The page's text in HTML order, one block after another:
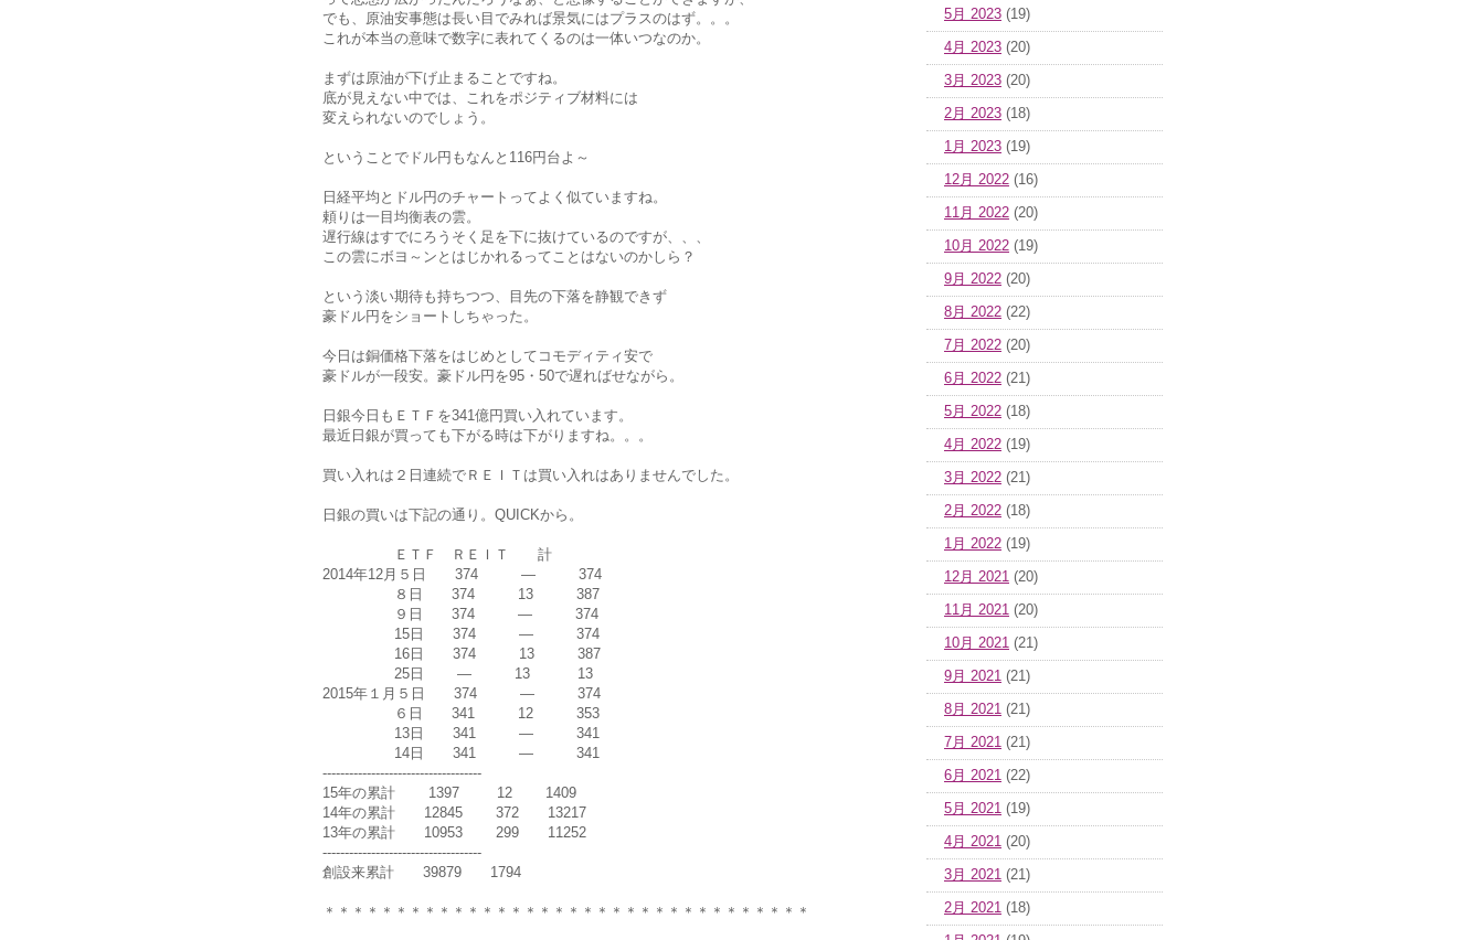
でも、原油安事態は長い目でみれば景気にはプラスのはず。。。
これが本当の意味で数字に表れてくるのは一体いつなのか。
まずは原油が下げ止まることですね。
底が見えない中では、これをポジティブ材料には
変えられないのでしょう。
ということでドル円もなんと116円台よ～
日経平均とドル円のチャートってよく似ていますね。
頼りは一目均衡表の雲。
遅行線はすでにろうそく足を下に抜けているのですが、、、
この雲にボヨ～ンとはじかれるってことはないのかしら？
という淡い期待も持ちつつ、目先の下落を静観できず
豪ドル円をショートしちゃった。
今日は銅価格下落をはじめとしてコモディティ安で
豪ドルが一段安。豪ドル円を95・50で遅ればせながら。
日銀今日もＥＴＦを341億円買い入れています。
最近日銀が買っても下がる時は下がりますね。。。
買い入れは２日連続でＲＥＩＴは買い入れはありませんでした。
日銀の買いは下記の通り。QUICKから。
ＥＴＦ ＲＥＩＴ 計
2014年12月５日 374 ― 374
８日 374 13 387
９日 374 ― 374
15日 374 ― 374
16日 374 13 387
25日 ― 13 13
2015年１月５日 374 ― 374
６日 341 12 353
13日 341 ― 341
14日 341 ― 341
------------------------------------
15年の累計 1397 12 1409
14年の累計 12845 372 13217
13年の累計 10953 299 11252
------------------------------------
創設来累計 39879 1794
＊＊＊＊＊＊＊＊＊＊＊＊＊＊＊＊＊＊＊＊＊＊＊＊＊＊＊＊＊＊＊＊＊＊
5月 2023 (19)
4月 2023 (20)
3月 2023 (20)
2月 2023 (18)
1月 2023 (19)
12月 2022 (16)
11月 2022 (20)
10月 2022 (19)
9月 2022 (20)
8月 2022 (22)
7月 2022 (20)
6月 2022 (21)
5月 2022 (18)
4月 2022 (19)
3月 2022 (21)
2月 2022 (18)
1月 2022 (19)
12月 2021 (20)
11月 2021 (20)
10月 2021 (21)
9月 2021 (21)
8月 2021 (21)
7月 2021 (21)
6月 2021 (22)
5月 2021 (19)
4月 2021 (20)
3月 2021 (21)
2月 2021 (18)